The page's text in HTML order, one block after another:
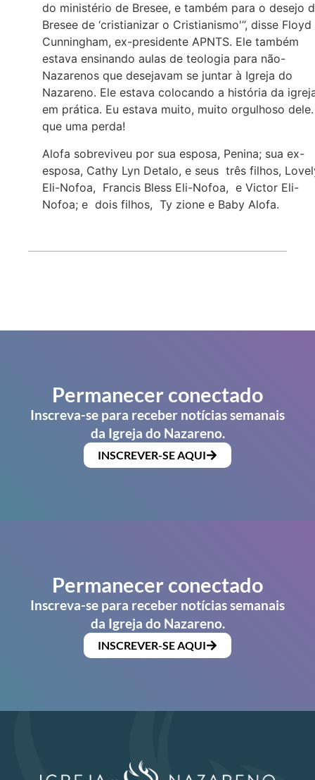
do ministério de Bresee, e também para o desejo
Bresee de ‘cristianizar o Cristianismo'”, disse Floyd
Cunningham, ex-presidente APNTS. Ele também
estava ensinando aulas de teologia para não-
Nazarenos que desejavam se juntar à Igreja do
Nazareno. Ele estava colocando a história da
em prática. Eu estava muito, muito orgulhoso
que uma perda!
Alofa sobreviveu por sua esposa, Penina; sua ex-
esposa, Cathy Lyn Detalo, e seus três filhos,
Eli-Nofoa, Francis Bless Eli-Nofoa, e Victor Eli-
Nofoa; e dois filhos, Ty zione e Baby Alofa.
Permanecer conectado
Inscreva-se para receber notícias semanais
da Igreja do Nazareno.
INSCREVER-SE AQUI
Permanecer conectado
Inscreva-se para receber notícias semanais
da Igreja do Nazareno.
INSCREVER-SE AQUI